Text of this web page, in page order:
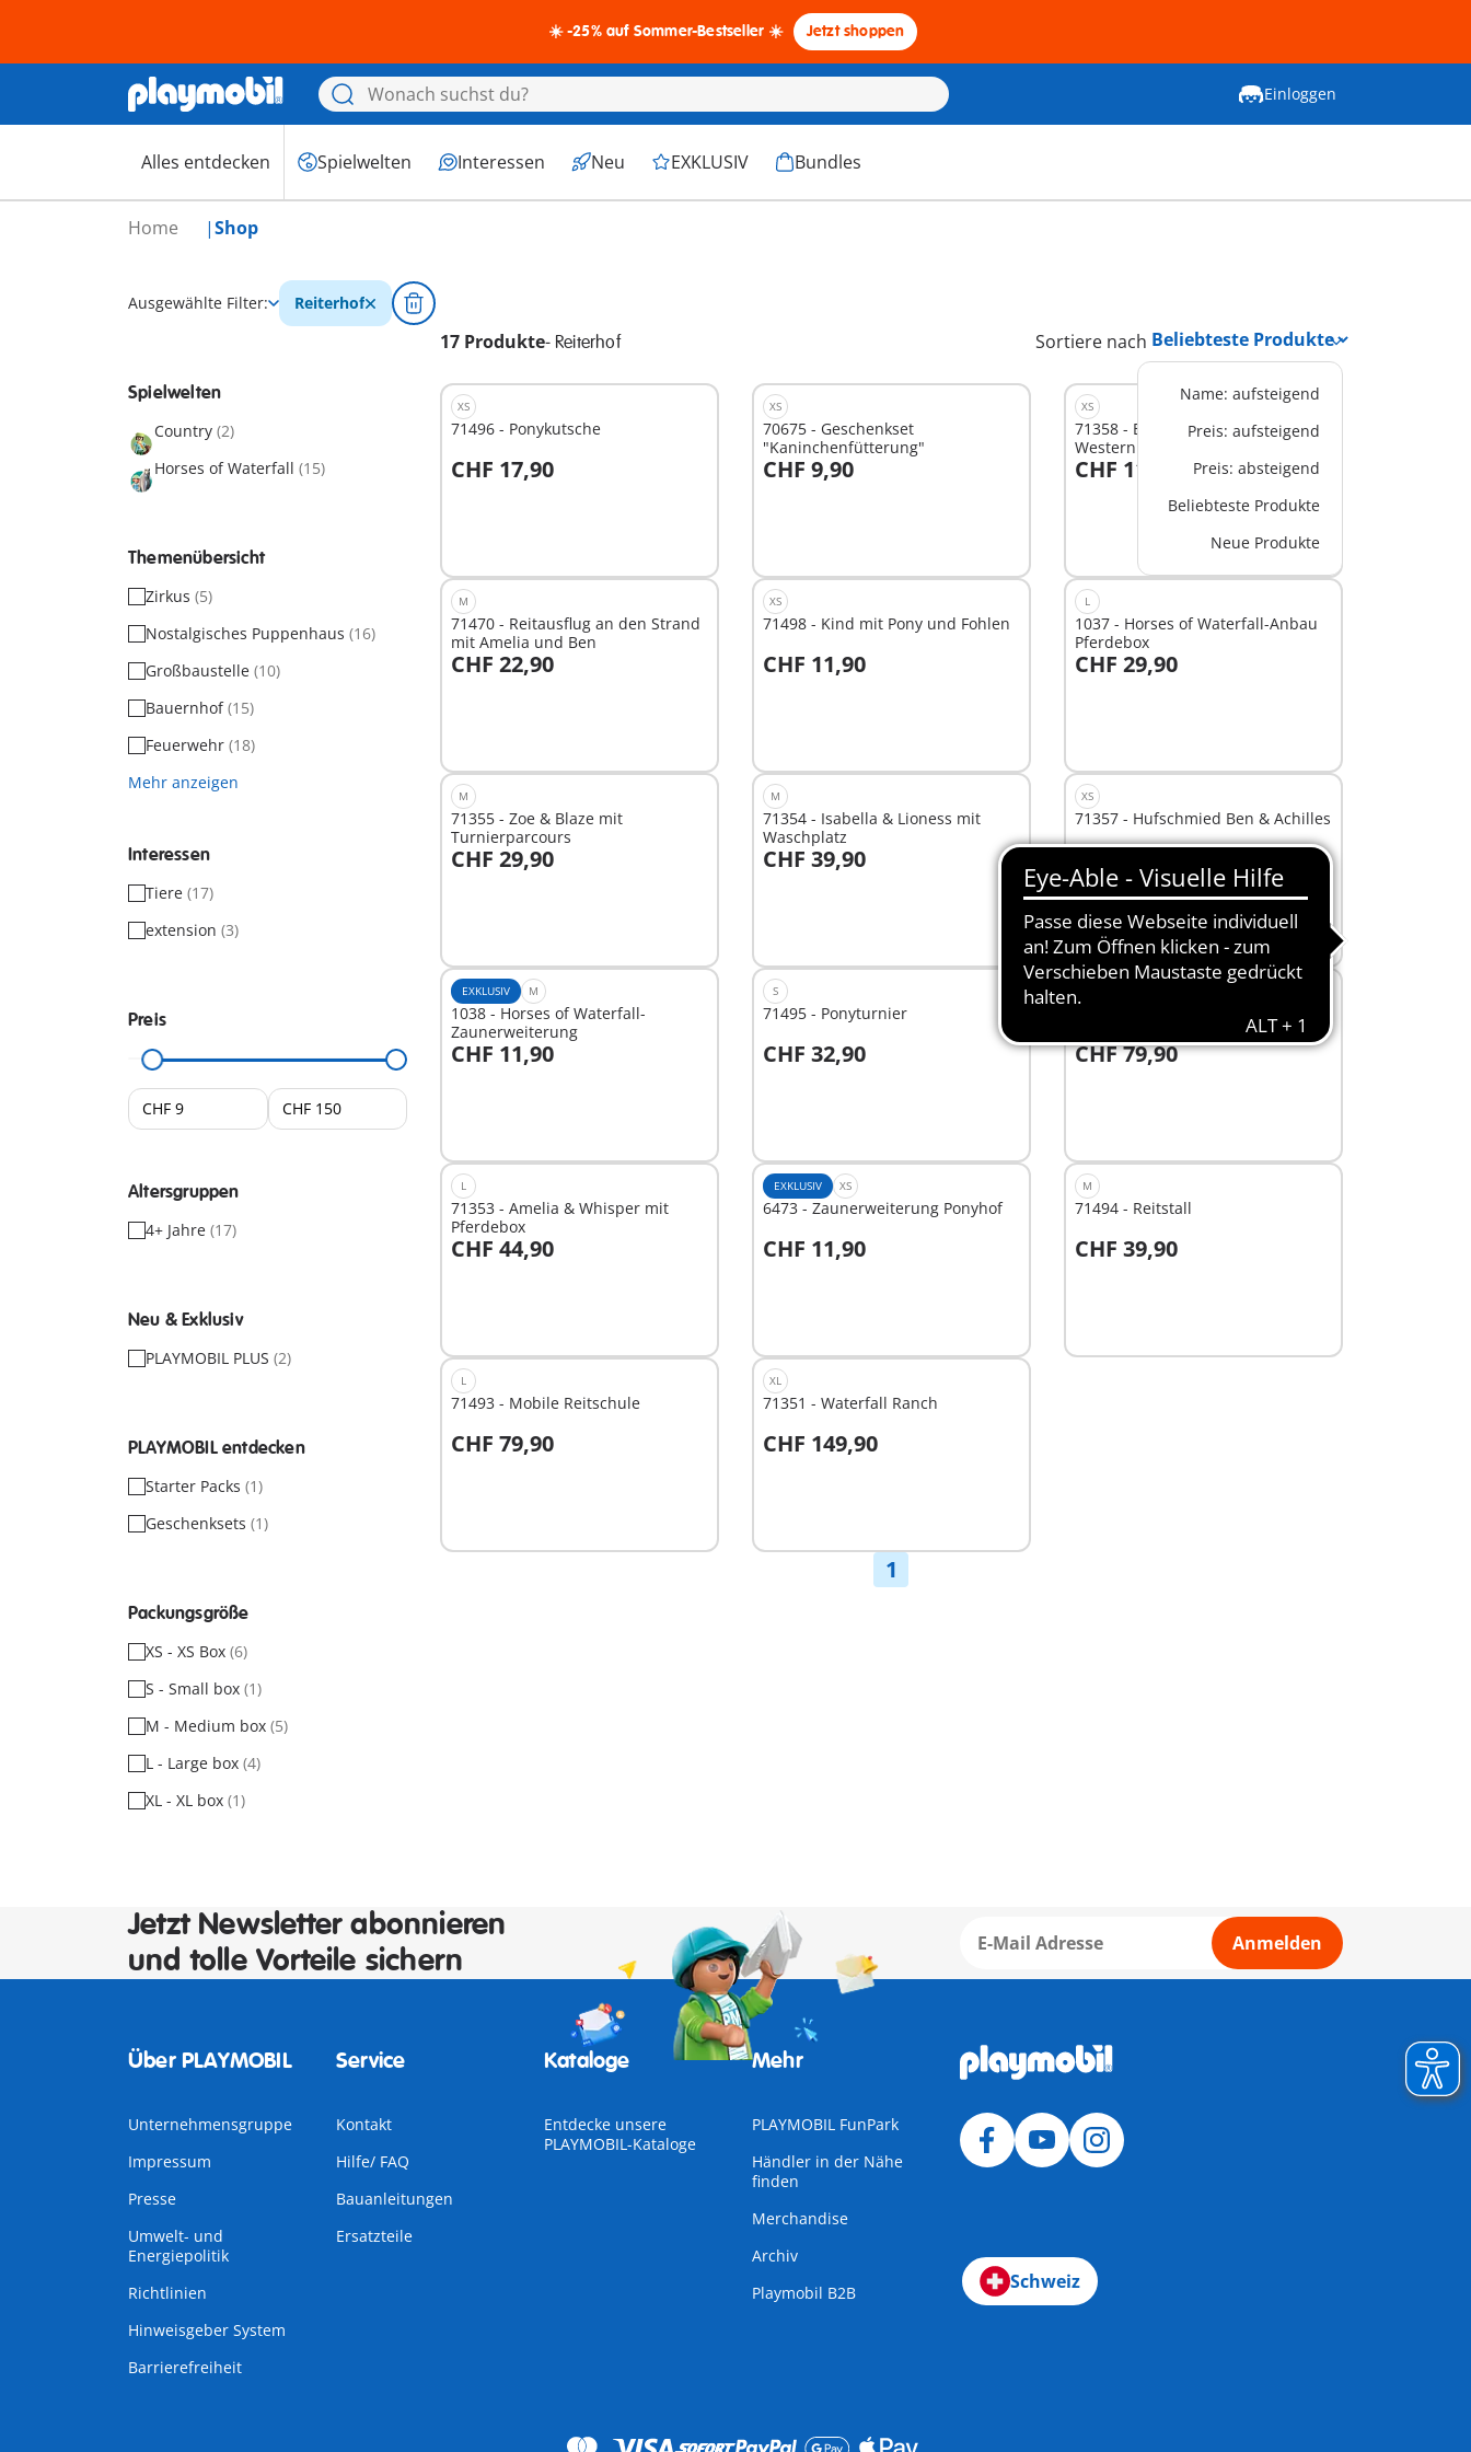
☀️ -25% auf Sommer-Bestseller ☀️ Jetzt shoppen
Einloggen
Alles entdecken Spielwelten Interessen Neu EXKLUSIV Bundles
Home Shop
Ausgewählte Filter: Reiterhof
17 Produkte- Reiterhof Sortiere nach
Name: aufsteigend
Preis: aufsteigend
Preis: absteigend
Beliebteste Produkte
Neue Produkte
Spielwelten
Country (2)
Horses of Waterfall (15)
Themenübersicht
Zirkus (5)
Nostalgisches Puppenhaus (16)
Großbaustelle (10)
Bauernhof(15)
Feuerwehr (18)
Mehr anzeigen
Interessen
Tiere (17)
extension (3)
Preis
Altersgruppen
4+ Jahre (17)
Neu & Exklusiv
PLAYMOBIL PLUS (2)
PLAYMOBIL entdecken
Starter Packs (1)
Geschenksets (1)
Packungsgröße
XS - XS Box (6)
S - Small box (1)
M - Medium box (5)
L - Large box (4)
XL - XL box (1)
XS
71496 - Ponykutsche
CHF 17,90
In den Warenkorb
XS
70675 - Geschenkset
"Kaninchenfütterung"
CHF 9,90
In den Warenkorb
XS
71358 - Ellie & Sawdust mit
Westernübung
CHF 11,90
In den Warenkorb
M
71470 - Reitausflug an den Strand
mit Amelia und Ben
CHF 22,90
In den Warenkorb
XS
71498 - Kind mit Pony und Fohlen
CHF 11,90
In den Warenkorb
L
1037 - Horses of Waterfall-Anbau
Pferdebox
CHF 29,90
In den Warenkorb
M
71355 - Zoe & Blaze mit
Turnierparcours
CHF 29,90
In den Warenkorb
M
71354 - Isabella & Lioness mit
Waschplatz
CHF 39,90
In den Warenkorb
XS
71357 - Hufschmied Ben & Achilles
In den Warenkorb
EXKLUSIV M
1038 - Horses of Waterfall-
Zaunerweiterung
CHF 11,90
In den Warenkorb
S
71495 - Ponyturnier
CHF 32,90
In den Warenkorb
CHF 79,90
In den Warenkorb
L
71353 - Amelia & Whisper mit
Pferdebox
CHF 44,90
EXKLUSIV XS
6473 - Zaunerweiterung Ponyhof
CHF 11,90
M
71494 - Reitstall
CHF 39,90
L
71493 - Mobile Reitschule
CHF 79,90
XL
71351 - Waterfall Ranch
CHF 149,90
1
Jetzt Newsletter abonnieren
und tolle Vorteile sichern
Anmelden
Über PLAYMOBIL
Unternehmensgruppe
Impressum
Presse
Umwelt- und
Energiepolitik
Richtlinien
Hinweisgeber System
Barrierefreiheit
Service
Kontakt
Hilfe/ FAQ
Bauanleitungen
Ersatzteile
Kataloge
Entdecke unsere
PLAYMOBIL-Kataloge
Mehr
PLAYMOBIL FunPark
Händler in der Nähe
finden
Merchandise
Archiv
Playmobil B2B
Schweiz